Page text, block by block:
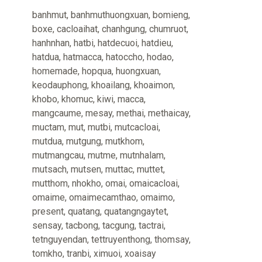
banhmut, banhmuthuongxuan, bomieng,
boxe, cacloaihat, chanhgung, chumruot,
hanhnhan, hatbi, hatdecuoi, hatdieu,
hatdua, hatmacca, hatoccho, hodao,
homemade, hopqua, huongxuan,
keodauphong, khoailang, khoaimon,
khobo, khomuc, kiwi, macca,
mangcaume, mesay, methai, methaicay,
muctam, mut, mutbi, mutcacloai,
mutdua, mutgung, mutkhom,
mutmangcau, mutme, mutnhalam,
mutsach, mutsen, muttac, muttet,
mutthom, nhokho, omai, omaicacloai,
omaime, omaimecamthao, omaimo,
present, quatang, quatangngaytet,
sensay, tacbong, tacgung, tactrai,
tetnguyendan, tettruyenthong, thomsay,
tomkho, tranbi, ximuoi, xoaisay